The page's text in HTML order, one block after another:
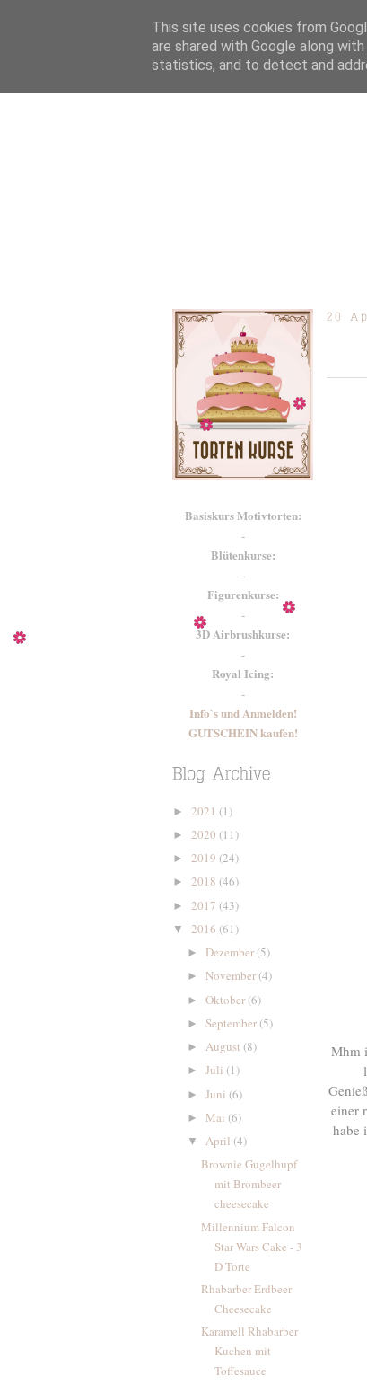
ÜBER MICH
Basiskurs Motivtorten:
-
Blütenkurse:
-
Figurenkurse:
-
3D Airbrushkurse:
-
Royal Icing:
-
Info`s und Anmelden!
GUTSCHEIN kaufen!
► 2021 (1)
► 2020 (11)
► 2019 (24)
► 2018 (46)
► 2017 (43)
▼ 2016 (61)
► Dezember(5)
► November(4)
► Oktober(6)
► September(5)
► August (8)
► Juli (1)
► Juni (6)
► Mai (6)
▼ April (4)
Brownie Gugelhupf
mit Brombeer
cheesecake
Millennium Falcon
Star Wars Cake - 3
D Torte
Rhabarber Erdbeer
Cheesecake
Karamell Rhabarber
Kuchen mit
Toffesauce
Mhm
einer
habe
This site uses cookies from
are shared with Google along
statistics, and to detect and